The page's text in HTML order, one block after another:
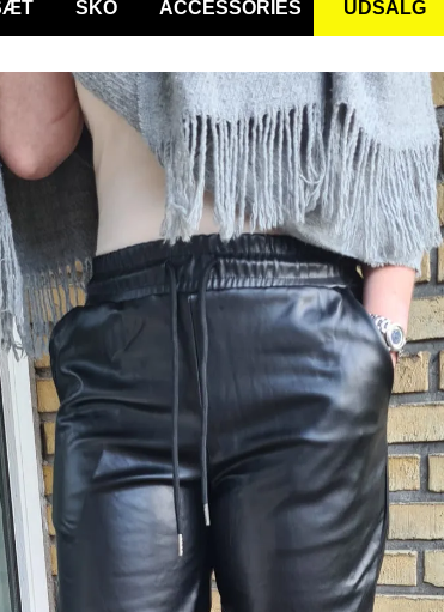
SKO ACCESSORIES UDSALG
bukser
Kundeanmeldelser)
look bukser?
MUST, i dit garderobe!
look bukser
og bag på
med snor
elastane